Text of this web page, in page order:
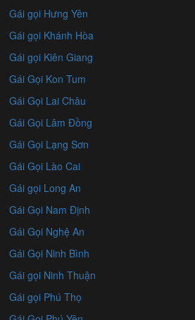
Gái gọi Hưng Yên
Gái gọi Khánh Hòa
Gái gọi Kiên Giang
Gái Gọi Kon Tum
Gái Gọi Lai Châu
Gái Gọi Lâm Đồng
Gái Gọi Lạng Sơn
Gái Gọi Lào Cai
Gái gọi Long An
Gái Gọi Nam Định
Gái Gọi Nghệ An
Gái Gọi Ninh Bình
Gái gọi Ninh Thuận
Gái gọi Phú Thọ